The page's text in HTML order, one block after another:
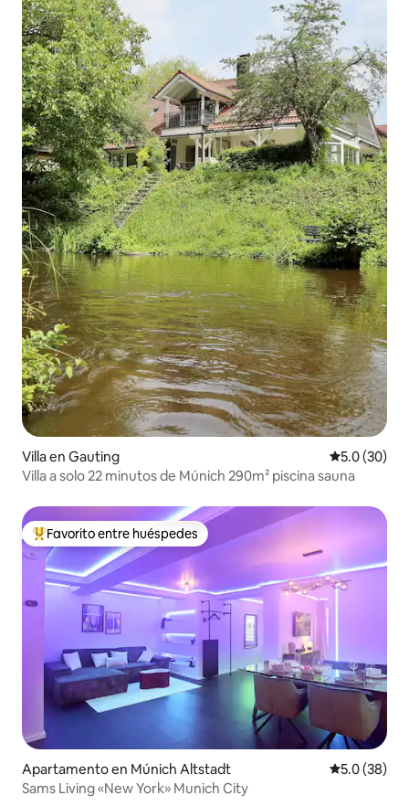
Villa en Gauting Calificación
5.0 (30)
Villa a solo 22 minutos de Múnich 290m² piscina sauna
Favorito entre huéspedes preferido
Favorito entre huéspedes
Apartamento en Múnich Altstadt Calificación
5.0 (38)
Sams Living «New York» Munich City